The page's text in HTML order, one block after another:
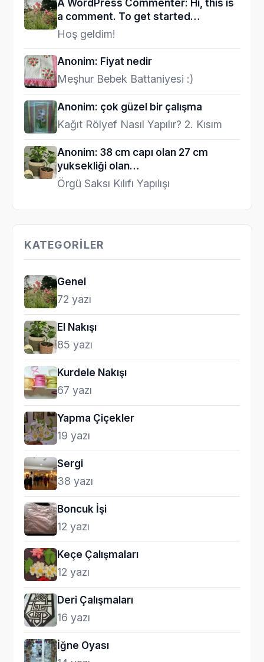
A WordPress Commenter: Hi, this is
a comment. To get started…
Hoş geldim!
Anonim: Fiyat nedir
Meşhur Bebek Battaniyesi :)
Anonim: çok güzel bir çalışma
Kağıt Rölyef Nasıl Yapılır? 2. Kısım
Anonim: 38 cm capı olan 27 cm
yuksekliği olan…
Örgü Saksı Kılıfı Yapılışı
KATEGORILER
Genel
72 yazı
El Nakışı
85 yazı
Kurdele Nakışı
67 yazı
Yapma Çiçekler
19 yazı
Sergi
38 yazı
Boncuk İşi
12 yazı
Keçe Çalışmaları
12 yazı
Deri Çalışmaları
16 yazı
İğne Oyası